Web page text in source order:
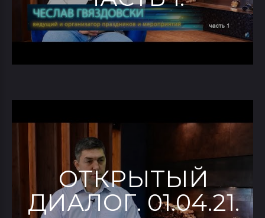
ОТКРЫТЫЙ
ДИАЛОГ. 01.04.21.